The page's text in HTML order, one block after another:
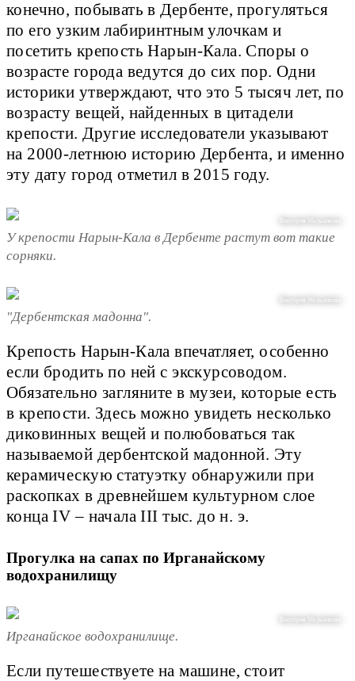
конечно, побывать в Дербенте, прогуляться
по его узким лабиринтным улочкам и
посетить крепость Нарын-Кала. Споры о
возрасте города ведутся до сих пор. Одни
историки утверждают, что это 5 тысяч лет, по
возрасту вещей, найденных в цитадели
крепости. Другие исследователи указывают
на 2000-летнюю историю Дербента, и именно
эту дату город отметил в 2015 году.
Виктория Мельникова
У крепости Нарын-Кала в Дербенте растут вот такие
сорняки.
Виктория Мельникова
"Дербентская мадонна".
Крепость Нарын-Кала впечатляет, особенно
если бродить по ней с экскурсоводом.
Обязательно загляните в музеи, которые есть
в крепости. Здесь можно увидеть несколько
диковинных вещей и полюбоваться так
называемой дербентской мадонной. Эту
керамическую статуэтку обнаружили при
раскопках в древнейшем культурном слое
конца IV – начала III тыс. до н. э.
Прогулка на сапах по Ирганайскому
водохранилищу
Виктория Мельникова
Ирганайское водохранилище.
Если путешествуете на машине, стоит